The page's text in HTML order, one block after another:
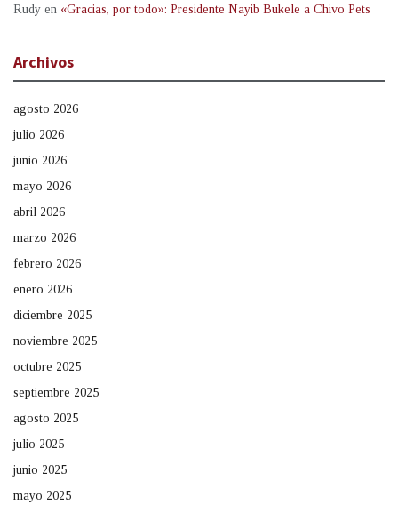
Rudy en «Gracias, por todo»: Presidente Nayib Bukele a Chivo Pets
Archivos
agosto 2026
julio 2026
junio 2026
mayo 2026
abril 2026
marzo 2026
febrero 2026
enero 2026
diciembre 2025
noviembre 2025
octubre 2025
septiembre 2025
agosto 2025
julio 2025
junio 2025
mayo 2025